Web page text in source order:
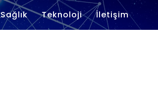
Sağlık Teknoloji İletişim